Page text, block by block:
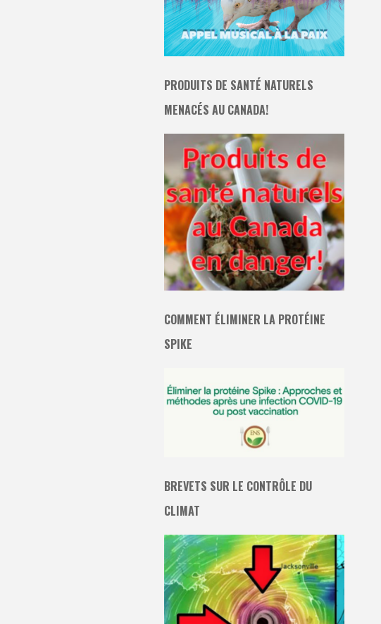
PRODUITS DE SANTÉ NATURELS
MENACÉS AU CANADA!
COMMENT ÉLIMINER LA PROTÉINE
SPIKE
BREVETS SUR LE CONTRÔLE DU
CLIMAT